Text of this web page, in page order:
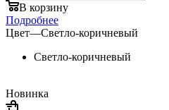
В корзину
Подробнее
Цвет—Светло-коричневый
Светло-коричневый
Новинка